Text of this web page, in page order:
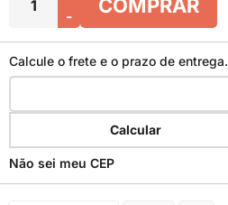
-
COMPRAR
Calcule o frete e o prazo de entrega.
Calcular
Não sei meu CEP